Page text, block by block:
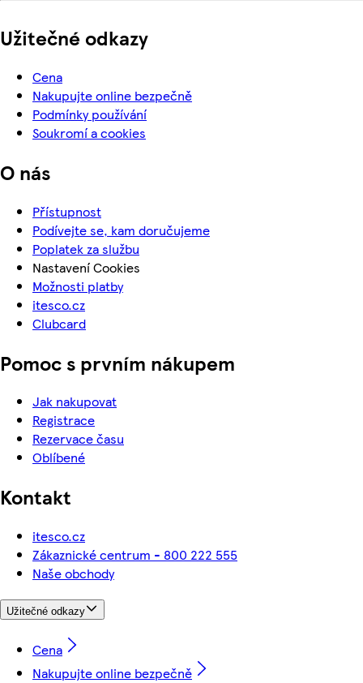
Užitečné odkazy
Cena
Nakupujte online bezpečně
Podmínky používání
Soukromí a cookies
O nás
Přístupnost
Podívejte se, kam doručujeme
Poplatek za službu
Nastavení Cookies
Možnosti platby
itesco.cz
Clubcard
Pomoc s prvním nákupem
Jak nakupovat
Registrace
Rezervace času
Oblíbené
Kontakt
itesco.cz
Zákaznické centrum - 800 222 555
Naše obchody
Užitečné odkazy
Cena
Nakupujte online bezpečně